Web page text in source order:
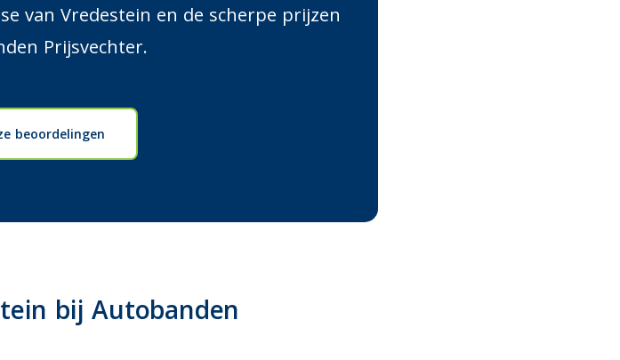
van Vredestein en de scherpe prijzen
Prijsvechter.
beoordelingen
bij Autobanden